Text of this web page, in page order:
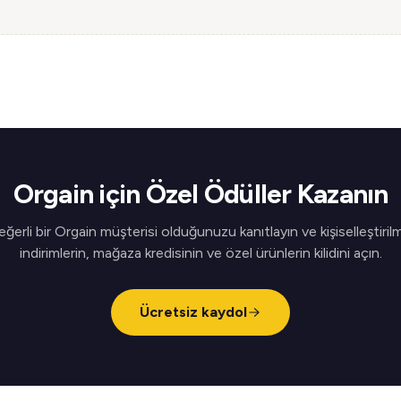
Orgain için Özel Ödüller Kazanın
bir Orgain müşterisi olduğunuzu kanıtlayın ve
indirimlerin, mağaza kredisinin ve özel ürünlerin kilidini açın.
Ücretsiz kaydol